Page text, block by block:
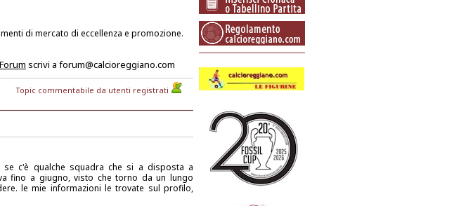
di mercato di eccellenza e promozione.
Forum scrivi a forum@calcioreggiano.com
Topic commentabile da utenti registrati
c'è qualche squadra che si a disposta a
fino a giugno, visto che torno da un lungo
le mie informazioni le trovate sul profilo,